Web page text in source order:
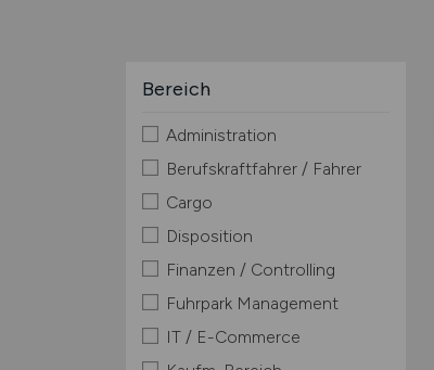
Bereich
Administration
Berufskraftfahrer / Fahrer
Cargo
Disposition
Finanzen / Controlling
Fuhrpark Management
IT / E-Commerce